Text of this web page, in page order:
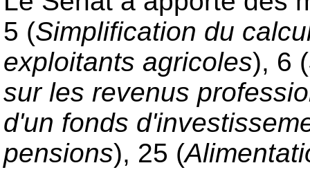
5 (Simplification du
exploitants agricoles), 6 (
sur les revenus
d'un fonds
pensions), 25 (